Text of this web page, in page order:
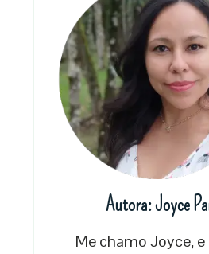
Autora: Joyce
Me chamo Joyce, e